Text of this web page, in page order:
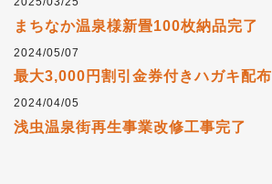
まちなか温泉様新畳100枚納品完了
2024/05/07
最大3,000円割引金券付きハガキ配布
2024/04/05
浅虫温泉街再生事業改修工事完了